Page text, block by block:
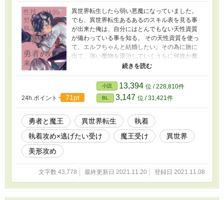
異世界転生したら弱い悪魔になっていました。
でも、異世界転生あるあるのスキル表を見る事
が出来た俺は、自分にはとんでもない天性資質
が備わっている事を知る。 その天性資質を使っ
て、エルフちゃんと結婚したい。その為に旅に
出て、強い魔物を退治していくうちに何故か魔
王になってしまった。 魔王城で仕方なく引きこ
もり生活を送っていると、ある日勇者が攻めて
きた。 その勇者のスキルは……え！？ 性技
Lv.99、努力Lv.10000、執着Lv.10000、愛情Max
～～！？！？！？！？！？！ ムーンライトノベ
ルズにも投稿しておりすがアルファ版のほうが
長編になります。
24h.ポイント 71pt
小説 13,394 位 / 228,810件
BL 3,147 位 / 31,421件
勇者と魔王 異世界転生
執着
執着攻め×逃げたい受け
魔王受け
異世界
美形攻め
文字数 43,778 最終更新日 2021.11.20 登録日 2021.11.08